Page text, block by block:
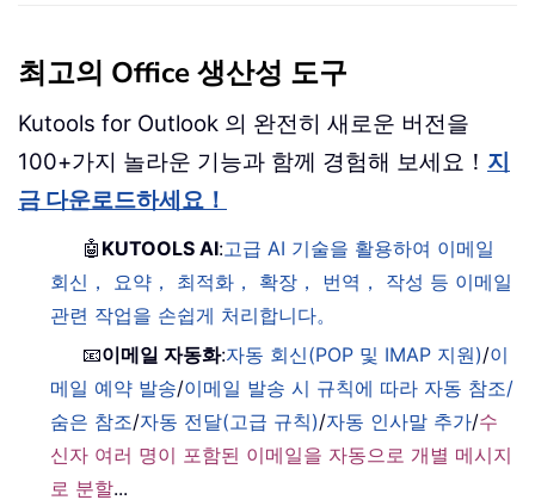
최고의 Office 생산성 도구
Kutools for Outlook 의 완전히 새로운 버전을
100+가지 놀라운 기능과 함께 경험해 보세요！ 지
금 다운로드하세요！
🤖 KUTOOLS AI:고급 AI 기술을 활용하여 이메일
회신， 요약， 최적화， 확장， 번역， 작성 등 이메일
관련 작업을 손쉽게 처리합니다。
📧이메일 자동화:자동 회신(POP 및 IMAP 지원)/이
메일 예약 발송/이메일 발송 시 규칙에 따라 자동 참조/
숨은 참조/자동 전달(고급 규칙)/자동 인사말 추가/수
신자 여러 명이 포함된 이메일을 자동으로 개별 메시지
로 분할...